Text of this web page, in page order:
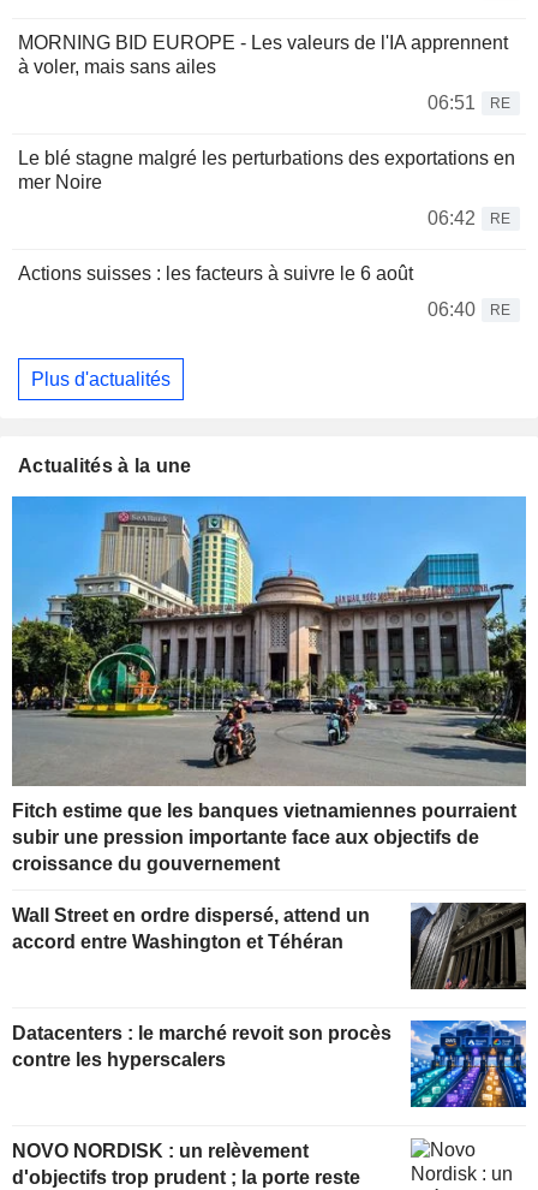
MORNING BID EUROPE - Les valeurs de l'IA apprennent
à voler, mais sans ailes
06:51
RE
Le blé stagne malgré les perturbations des exportations en
mer Noire
06:42
RE
Actions suisses : les facteurs à suivre le 6 août
06:40
RE
Plus d'actualités
Actualités à la une
Fitch estime que les banques vietnamiennes pourraient
subir une pression importante face aux objectifs de
croissance du gouvernement
Wall Street en ordre dispersé, attend un
accord entre Washington et Téhéran
Datacenters : le marché revoit son procès
contre les hyperscalers
NOVO NORDISK : un relèvement
d'objectifs trop prudent ; la porte reste